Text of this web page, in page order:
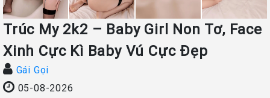
Trúc My 2k2 – Baby Girl Non Tơ, Face
Xinh Cực Kì Baby Vú Cực Đẹp
Gái Gọi
05-08-2026